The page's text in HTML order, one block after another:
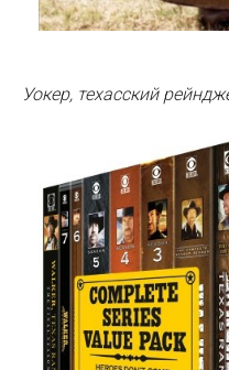
Уокер, техасский